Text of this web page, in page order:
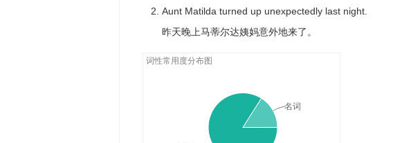
Aunt Matilda turned up unexpectedly last night.
昨天晚上马蒂尔达姨妈意外地来了。
词性常用度分布图
名词